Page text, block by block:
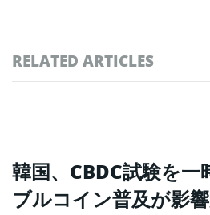
RELATED ARTICLES
韓国、CBDC試験を一
ブルコイン普及が影